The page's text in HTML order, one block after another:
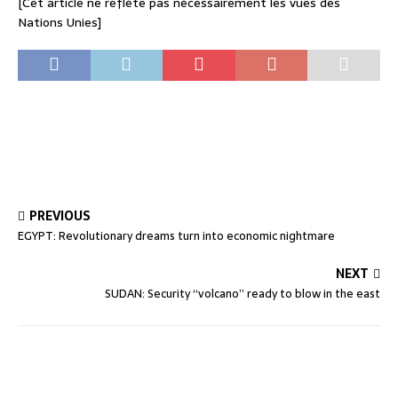
Nations Unies]
PREVIOUS
EGYPT: Revolutionary dreams turn into economic nightmare
NEXT
SUDAN: Security “volcano” ready to blow in the east